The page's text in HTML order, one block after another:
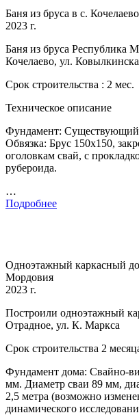
Баня из бруса в с.
2023 г.
Баня из бруса Республика
Кочелаево, ул.
Срок строительства : 2 мес.
Техническое описание
Фундамент:
Обвязка: Брус 150х150,
оголовкам свай, с
рубероида.
…
Подробнее
Одноэтажный каркасный
Мордовия
2023 г.
Построили одноэтажный
Отрадное, ул. К. Маркса
Срок строительства 2
Фундамент дома: Свайно-
мм. Диаметр сваи 89 мм,
2,5 метра (возможно
динамического